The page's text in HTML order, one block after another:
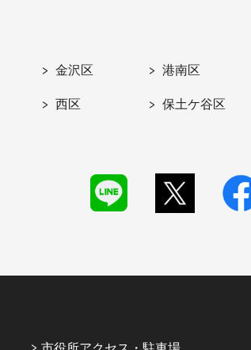
金沢区 港南区
西区 保土ケ谷区